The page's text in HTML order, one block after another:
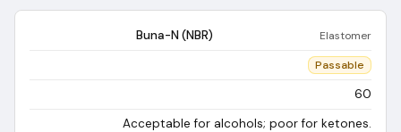
Buna-N (NBR) Elastomer
Passable
60
Acceptable for alcohols; poor for ketones.